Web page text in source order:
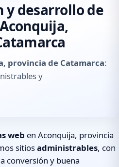
y desarrollo de
provincia de Catamarca:
y
web en Aconquija, provincia
sitiosadministrables, con
conversión y buena